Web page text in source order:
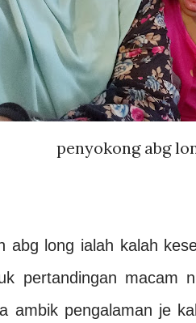
penyokong abg
abg long ialah kalah
pertandingan
ambik pengalaman je